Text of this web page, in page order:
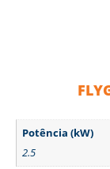
Potência (kW)
2.5